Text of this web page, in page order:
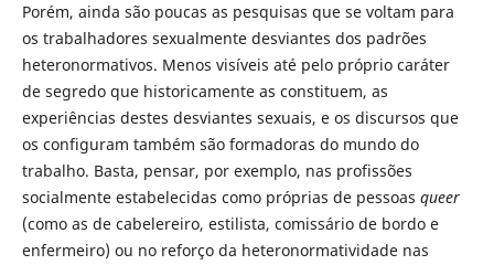
Porém, ainda são poucas as pesquisas que se voltam para
os trabalhadores sexualmente desviantes dos padrões
heteronormativos. Menos visíveis até pelo próprio caráter
de segredo que historicamente as constituem, as
experiências destes desviantes sexuais, e os discursos que
os configuram também são formadoras do mundo do
trabalho. Basta, pensar, por exemplo, nas profissões
socialmente estabelecidas como próprias de pessoas queer
(como as de cabelereiro, estilista, comissário de bordo e
enfermeiro) ou no reforço da heteronormatividade nas